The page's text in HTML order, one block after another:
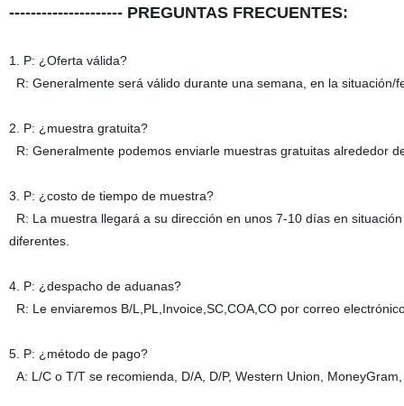
--------------------- PREGUNTAS FRECUENTES:
1. P: ¿Oferta válida?
R: Generalmente será válido durante una semana, en la situación/
2. P: ¿muestra gratuita?
R: Generalmente podemos enviarle muestras gratuitas alrededor
3. P: ¿costo de tiempo de muestra?
R: La muestra llegará a su dirección en unos 7-10 días en
diferentes.
4. P: ¿despacho de aduanas?
R: Le enviaremos B/L,PL,Invoice,SC,COA,CO por correo
5. P: ¿método de pago?
A: L/C o T/T se recomienda, D/A, D/P, Western Union,